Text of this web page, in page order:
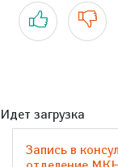
Да
Идет загрузка
Запись в